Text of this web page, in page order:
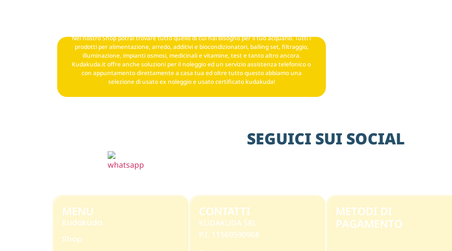
Nel nostro Shop potrai trovare tutto quello di cui hai bisogno per il tuo acquario. Tutti i
prodotti per alimentazione, arredo, additivi e biocondizionatori, balling set, filtraggio,
illuminazione, impianti osmosi, medicinali e vitamine, test e tanto altro ancora.
Kudakuda.it offre anche soluzioni per il noleggio ed un servizio assistenza telefonico o
con appuntamento direttamente a casa tua ed oltre tutto questo abbiamo una
selezione di usato ex noleggio e usato certificato kudakuda!
SEGUICI SUI SOCIAL
MENU
Kudakuda
Shop
CONTATTI
KUDAKUDA SRL
P.I. 11569590968
METODI DI
PAGAMENTO